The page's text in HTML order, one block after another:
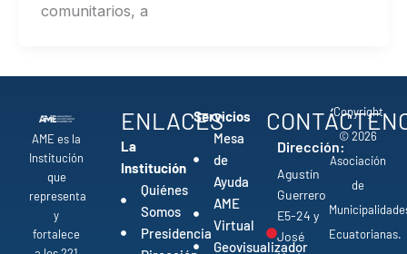
comunitarios, a
AME es la
Institución
que
representa
y
fortalece
ENLACES
La
Institución
Quiénes
Somos
Presidencia
Servicios
Mesa
de
Ayuda
AME
Virtual
Geovisualizador
Dirección:
Agustín
Guerrero
E5-24 y
José
Copyright
© 2026
Asociación
de
Ecuatorianas.